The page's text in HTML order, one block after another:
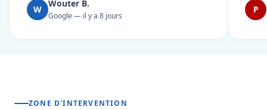
W
Wouter B.
Google — il y a 8 jours
P
ZONE D'INTERVENTION